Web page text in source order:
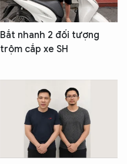
Bắt nhanh 2 đối tượng
trộm cắp xe SH